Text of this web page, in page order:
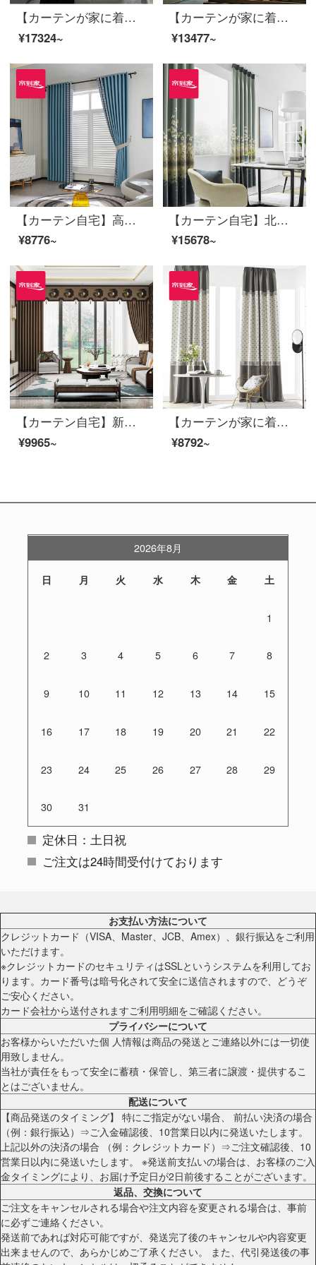
【カーテンが家に着く】カーテンの完成品を軽くシームレスにつなぐ高遮光のカーテン現代リビングルームのベッドルームのルービックキューブの花開き高精密床の窓LDC 20 SSA-2101 Sフック/カーテンなし（高さ2.6メートル以内で変更可能）XLのカーテンセット/ダブルオープン（適用窓幅3.5-4.1メートル）
¥17324~
【カーテンが家に着く】高遮光新中国式高精密カーテン製品森之美リビングルーム現代花起床窓嵌接定型LDC 20 FWC-123打孔/カーテンなし（高さ2.6 m以内で改変可能）XLカーテンセット/ダブルオープン（適用窓幅4.1-4.4 m）
¥13477~
【カーテン自宅】高遮光カーテン完成品現代定型化イングランドのジャカードカーテンカーテンのドッキングポリエステル綿カスタムブラインドLDC 20 SSC-51 Sフック/カーテンヘッドを含まない(高さ2.6 m以内で変更可能)Lカーテンのセット/ダブルオープン(適用窓幅2.9-3.2 m)
¥8776~
【カーテン自宅】北欧シームレスに新商品のカーテンをつなぎ、高精密カーテン製品の高遮光リビングルームで床窓LDC 20 SSA-1701 Sフック/カーテンヘッドなし(高さ2.6 m以内で変更可能)XLのカーテンセット/ダブルオープン(適用窓幅3.5-4.1 m)
¥15678~
【カーテン自宅】新中国式高精密ブラインドカスタムリビングルームの床の窓の上に、純色のカーテンの完成品の高遮光LDC 20 SSB-0601 Sフック/カーテンヘッドを含まない(高2.6 m以内で変更可能)XLブラインドセット/ダブルオープン(適用窓幅3.5-4.1 m)
¥9965~
【カーテンが家に着く】简欧高遮光シームレスに新商品のカーテンをつなぎます。ドットが高くて、精密で純色のリビングルーム。テーラーLDC 20 SSA-1201 Sフック/カーテンヘッドを含まない(高さ2.6メートル以内で変えられます。)Sカーテンセット/ダブルオープン(適用窓幅2-2.6メートル)
¥8792~
2026年8月
日 月 火 水 木 金 土
1
2 3 4 5 6 7 8
9 10 11 12 13 14 15
16 17 18 19 20 21 22
23 24 25 26 27 28 29
30 31
定休日：土日祝
ご注文は24時間受付けております
お支払い方法について
クレジットカード（VISA、Master、JCB、Amex）、銀行振込をご利用
いただけます。
※クレジットカードのセキュリティはSSLというシステムを利用してお
ります。カード番号は暗号化されて安全に送信されますので、どうぞ
ご安心ください。
カード会社から送付されますご利用明細をご確認ください。
プライバシーについて
お客様からいただいた個 人情報は商品の発送とご連絡以外には一切使
用致しません。
当社が責任をもって安全に蓄積・保管し、第三者に譲渡・提供するこ
とはございません。
配送について
【商品発送のタイミング】 特にご指定がない場合、 前払い決済の場合
（例：銀行振込）⇒ご入金確認後、10営業日以内に発送いたします。
上記以外の決済の場合 （例：クレジットカード）⇒ご注文確認後、10
営業日以内に発送いたします。 ※発送前支払いの場合は、お客様のご入
金タイミングにより、お届け予定日が2日前後することがございます。
返品、交換について
ご注文をキャンセルされる場合や注文内容を変更される場合は、事前
に必ずご連絡ください。
発送前であれば対応可能ですが、発送完了後のキャンセルや内容変更
出来ませんので、あらかじめご了承ください。 また、代引発送後の事